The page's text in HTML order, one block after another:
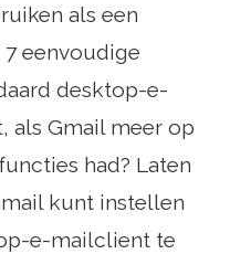
als een
eenvoudige
desktop-e-
als Gmail meer op
had? Laten
kunt instellen
e-mailclient te